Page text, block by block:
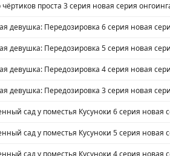
проста 3 серия новая серия
девушка: Передозировка 6 серия новая
девушка: Передозировка 5 серия новая
девушка: Передозировка 4 серия новая
девушка: Передозировка 3 серия новая
сад у поместья Кусуноки 6 серия новая
сад у поместья Кусуноки 5 серия новая
сад у поместья Кусуноки 4 серия новая